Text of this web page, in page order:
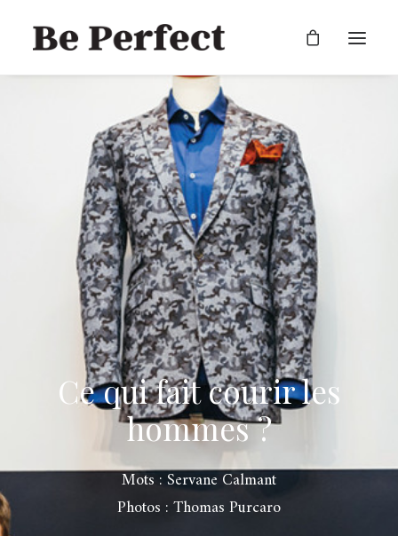
RECHERCHE
Ce qui fait courir les
hommes ?
Mots : Servane Calmant
Photos : Thomas Purcaro